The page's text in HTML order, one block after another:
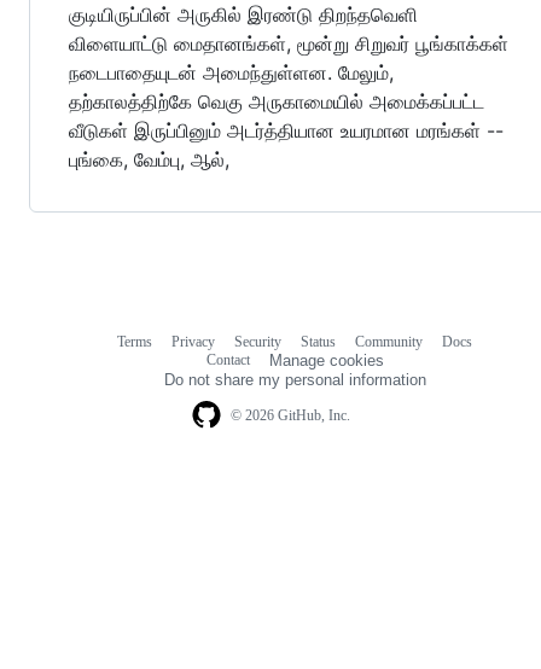
குடியிருப்பின் அருகில் இரண்டு திறந்தவெளி
விளையாட்டு மைதானங்கள், மூன்று சிறுவர் பூங்காக்கள்
நடைபாதையுடன் அமைந்துள்ளன. மேலும்,
தற்காலத்திற்கே வெகு அருகாமையில் அமைக்கப்பட்ட
வீடுகள் இருப்பினும் அடர்த்தியான உயரமான மரங்கள் --
புங்கை, வேம்பு, ஆல்,
© 2026 GitHub, Inc.
Terms Privacy Security Status Community
Docs
Contact
Manage cookies
Do not share my personal information